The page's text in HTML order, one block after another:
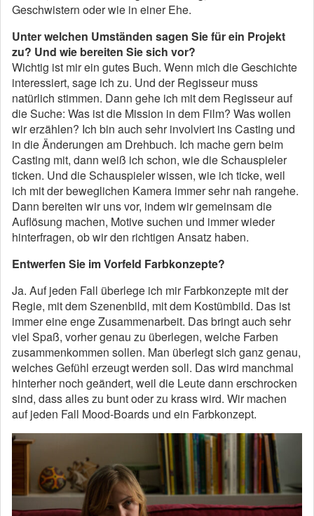
Geschwistern oder wie in einer Ehe.
Unter welchen Umständen sagen Sie für ein Projekt
zu? Und wie bereiten Sie sich vor?
Wichtig ist mir ein gutes Buch. Wenn mich die Geschichte
interessiert, sage ich zu. Und der Regisseur muss
natürlich stimmen. Dann gehe ich mit dem Regisseur auf
die Suche: Was ist die Mission in dem Film? Was wollen
wir erzählen? Ich bin auch sehr involviert ins Casting und
in die Änderungen am Drehbuch. Ich mache gern beim
Casting mit, dann weiß ich schon, wie die Schauspieler
ticken. Und die Schauspieler wissen, wie ich ticke, weil
ich mit der beweglichen Kamera immer sehr nah rangehe.
Dann bereiten wir uns vor, indem wir gemeinsam die
Auflösung machen, Motive suchen und immer wieder
hinterfragen, ob wir den richtigen Ansatz haben.
Entwerfen Sie im Vorfeld Farbkonzepte?
Ja. Auf jeden Fall überlege ich mir Farbkonzepte mit der
Regie, mit dem Szenenbild, mit dem Kostümbild. Das ist
immer eine enge Zusammenarbeit. Das bringt auch sehr
viel Spaß, vorher genau zu überlegen, welche Farben
zusammenkommen sollen. Man überlegt sich ganz genau,
welches Gefühl erzeugt werden soll. Das wird manchmal
hinterhernoch geändert, weil die Leute dann erschrocken
sind, dass alles zu bunt oder zu krass wird. Wir machen
auf jeden Fall Mood-Boards und ein Farbkonzept.